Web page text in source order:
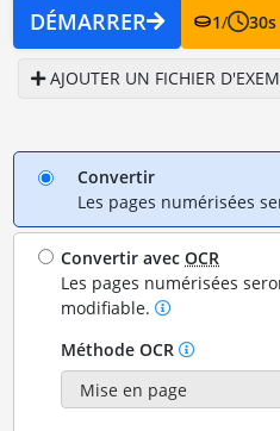
DÉMARRER 1/ 30s
AJOUTER UN FICHIER
Convertir
Les pages numérisées
Convertir avecOCR
Les pages numérisées
modifiable.
Méthode OCR